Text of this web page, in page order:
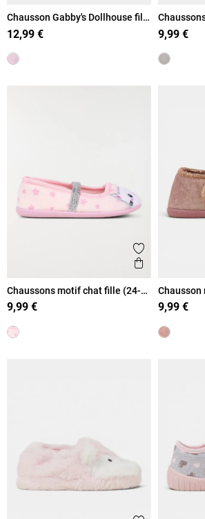
Chausson Gabby's Dollhouse fille
(24-30)
12,99 € 9,99 €
Ajouter aux
Aperçu rapide
Chaussons motif chat fille (24-
30)
9,99 €
Chausson
9,99 €